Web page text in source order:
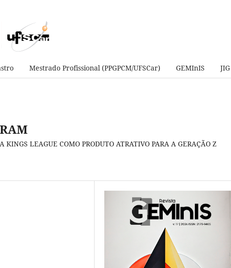
Mestrado Profissional (PPGPCM/UFSCar) GEMInIS JIG
LEAGUE COMO PRODUTO ATRATIVO PARA A GERAÇÃO Z